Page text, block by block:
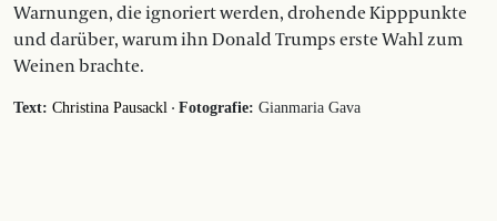
Warnungen, die ignoriert werden, drohende Kipppunkte
und darüber, warum ihn Donald Trumps erste Wahl zum
Weinen brachte.
Text: Christina Pausackl · Fotografie: Gianmaria Gava